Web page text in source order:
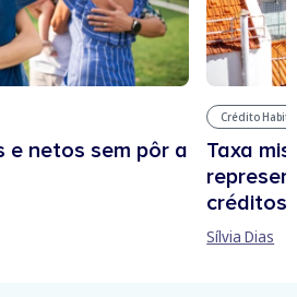
e netos sem pôr a
Crédito
Taxa
créditos
Sílvia Dias